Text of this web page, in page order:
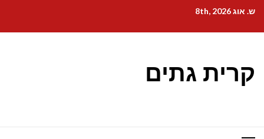
content
ש. אוג 8th, 2026
קרית גתים